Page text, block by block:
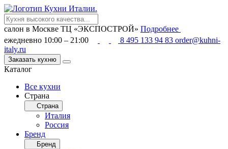
салон в Москве ТЦ «ЭКСПОСТРОЙ» Подробнее
ежедневно 10:00 – 21:00
8 495 133 94 83 order@kuhni-
italy.ru
Заказать кухню
Каталог
Все кухни
Страна
Страна
Италия
Россия
Бренд
Бренд